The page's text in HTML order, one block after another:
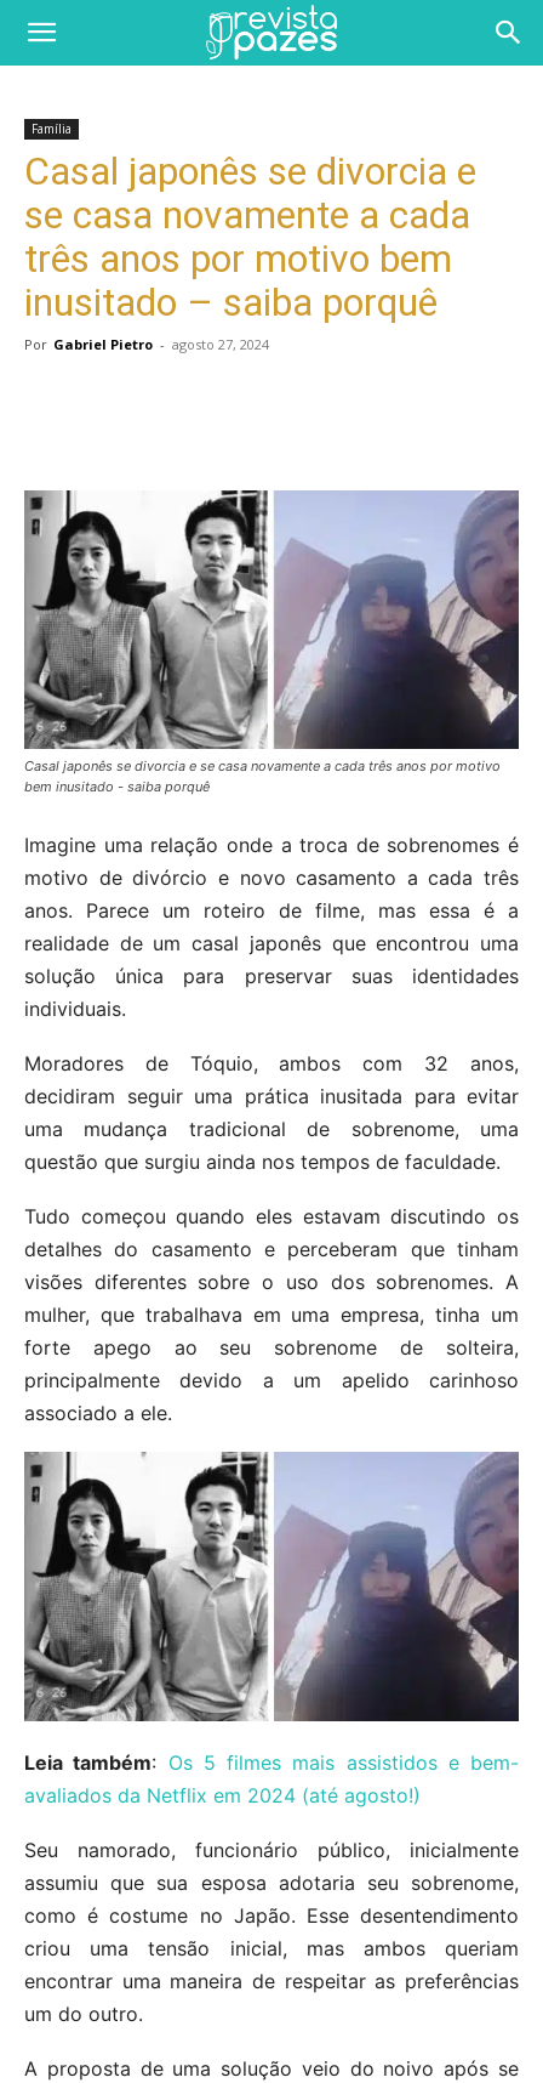
Família
Casal japonês se divorcia e
se casa novamente a cada
três anos por motivo bem
inusitado – saiba porquê
Por Gabriel Pietro - agosto 27, 2024
Casal japonês se divorcia e se casa novamente a cada três anos por motivo
bem inusitado - saiba porquê
Imagine uma relação onde a troca de sobrenomes é
motivo de divórcio e novo casamento a cada três
anos. Parece um roteiro de filme, mas essa é a
realidade de um casal japonês que encontrou uma
solução única para preservar suas identidades
individuais.
Moradores de Tóquio, ambos com 32 anos,
decidiram seguir uma prática inusitada para evitar
uma mudança tradicional de sobrenome, uma
questão que surgiu ainda nos tempos de faculdade.
Tudo começou quando eles estavam discutindo os
detalhes do casamento e perceberam que tinham
visões diferentes sobre o uso dos sobrenomes. A
mulher, que trabalhava em uma empresa, tinha um
forte apego ao seu sobrenome de solteira,
principalmente devido a um apelido carinhoso
associado a ele.
Leia também: Os 5 filmes mais assistidos e bem-
avaliados da Netflix em 2024 (até agosto!)
Seu namorado, funcionário público, inicialmente
assumiu que sua esposa adotaria seu sobrenome,
como é costume no Japão. Esse desentendimento
criou uma tensão inicial, mas ambos queriam
encontrar uma maneira de respeitar as preferências
um do outro.
A proposta de uma solução veio do noivo após se